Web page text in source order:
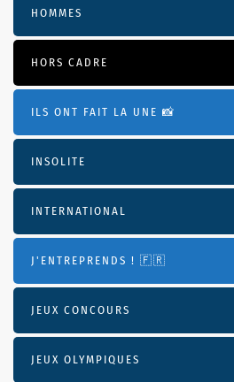
HOMMES
HORS CADRE
ILS ONT FAIT LA UNE 📸
INSOLITE
INTERNATIONAL
J'ENTREPRENDS ! 🇫🇷
JEUX CONCOURS
JEUX OLYMPIQUES